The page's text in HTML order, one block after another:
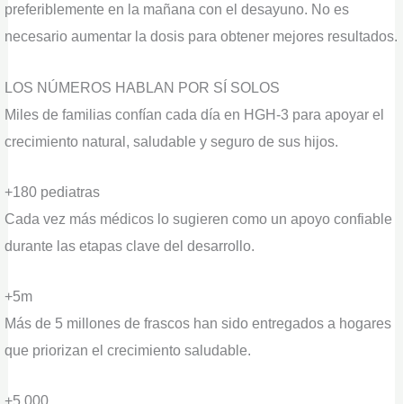
preferiblemente en la mañana con el desayuno. No es
necesario aumentar la dosis para obtener mejores resultados.
LOS NÚMEROS HABLAN POR SÍ SOLOS
Miles de familias confían cada día en HGH-3 para apoyar el
crecimiento natural, saludable y seguro de sus hijos.
+180 pediatras
Cada vez más médicos lo sugieren como un apoyo confiable
durante las etapas clave del desarrollo.
+5m
Más de 5 millones de frascos han sido entregados a hogares
que priorizan el crecimiento saludable.
+5.000